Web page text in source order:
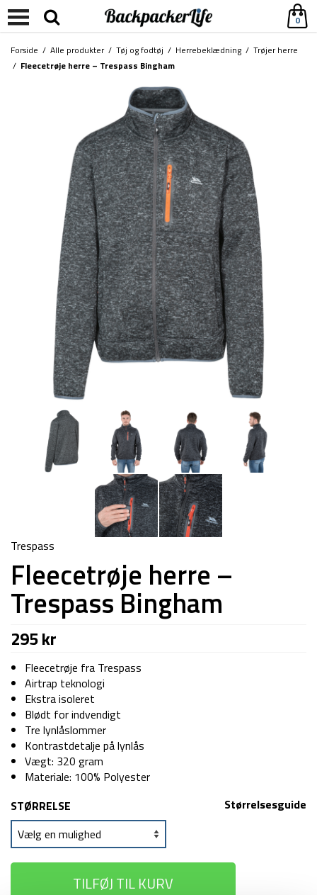
0
Forside / Alle produkter/ Tøj og fodtøj / Herrebeklædning / Trøjer herre
/ Fleecetrøje herre – Trespass Bingham
Trespass
Fleecetrøje herre –
Trespass Bingham
295kr
Fleecetrøje fra Trespass
Airtrap teknologi
Ekstra isoleret
Blødt for indvendigt
Tre lynlåslommer
Kontrastdetalje på lynlås
Vægt: 320 gram
Materiale: 100% Polyester
Størrelsesguide
STØRRELSE
TILFØJ TIL KURV